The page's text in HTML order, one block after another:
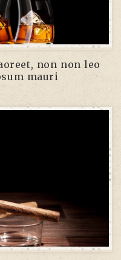
non non leo
mauri